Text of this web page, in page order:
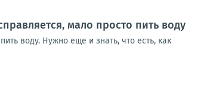
мало просто пить воду
воду. Нужно еще и знать, что есть, как